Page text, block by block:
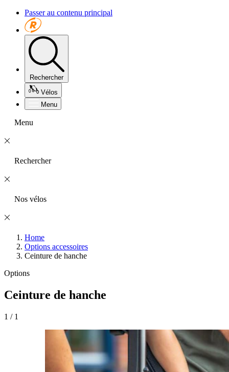
Passer au contenu principal
Rechercher
Vélos
Menu
Menu
Rechercher
Nos vélos
Home
Options accessoires
Ceinture de hanche
Options
Ceinture de hanche
1 / 1